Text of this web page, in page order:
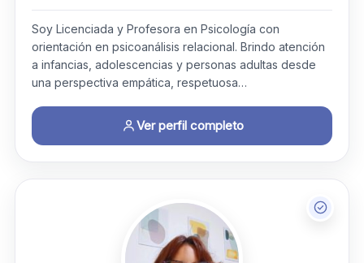
Soy Licenciada y Profesora en Psicología con
orientación en psicoanálisis relacional. Brindo atención
a infancias, adolescencias y personas adultas desde
una perspectiva empática, respetuosa…
Ver perfil completo